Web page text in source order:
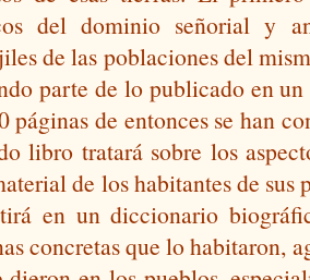
del dominio señorial y
de las poblaciones del
parte de lo publicado en
páginas de entonces se han
libro tratará sobre los
de los habitantes de
en un diccionario
concretas que lo habitaron,